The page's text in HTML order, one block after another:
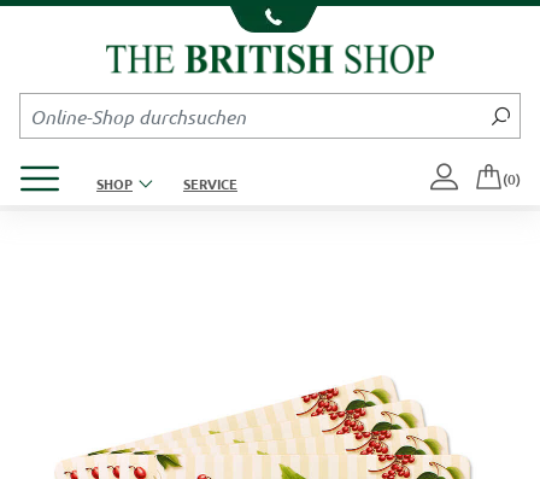
Kompletten Head der Seite überspringen
SHOP SERVICE (0)